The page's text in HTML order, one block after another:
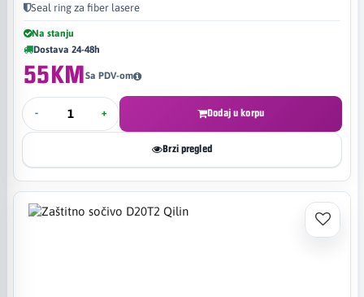
Seal ring za fiber lasere
Na stanju
Dostava 24-48h
55KMSa PDV-om
- + Dodaj u korpu
Brzi pregled